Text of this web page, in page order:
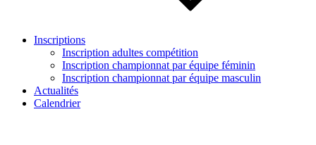
Inscriptions
Inscription adultes compétition
Inscription championnat par équipe féminin
Inscription championnat par équipe masculin
Actualités
Calendrier